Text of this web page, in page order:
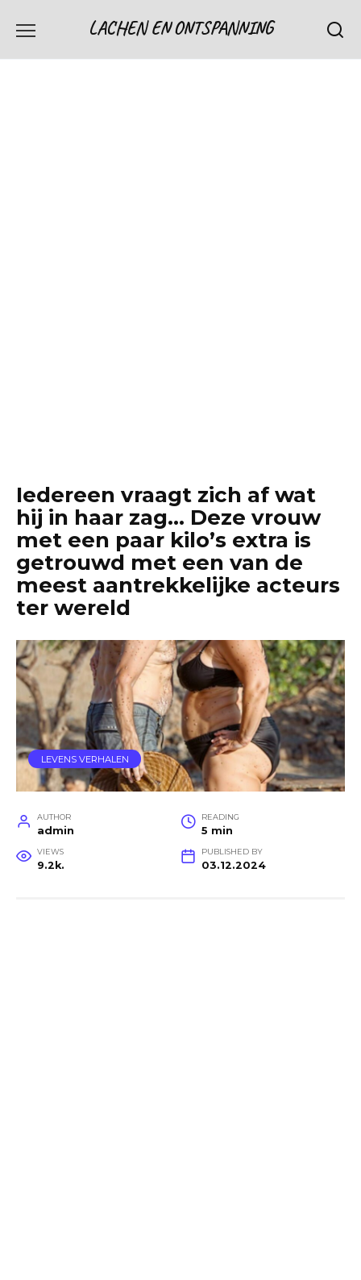
LACHEN EN ONTSPANNING
Iedereen vraagt ​​zich af wat
hij in haar zag… Deze vrouw
met een paar kilo’s extra is
getrouwd met een van de
meest aantrekkelijke acteurs
ter wereld
LEVENS VERHALEN
AUTHOR
admin
READING
5 min
VIEWS
9.2k.
PUBLISHED BY
03.12.2024